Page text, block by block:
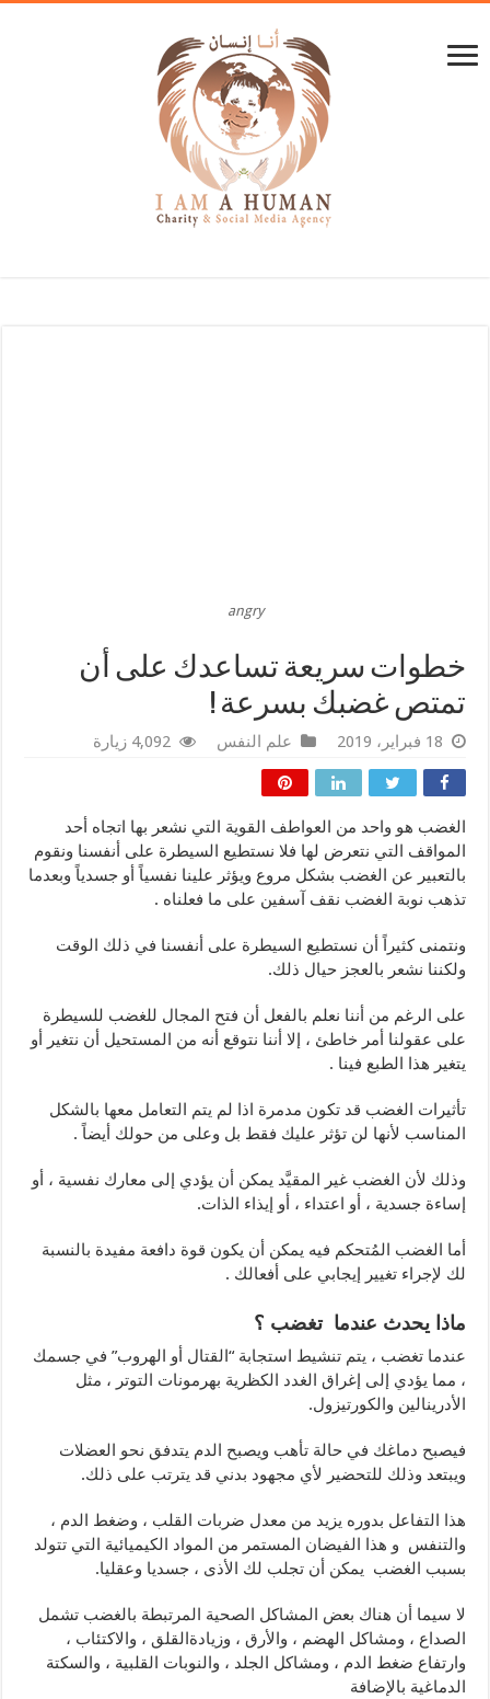
angry
خطوات سريعة تساعدك على أن
تمتص غضبك بسرعة !
18 فبراير، 2019 علم النفس 4,092 زيارة
الغضب هو واحد من العواطف القوية التي نشعر بها اتجاه أحد
المواقف التي نتعرض لها فلا نستطيع السيطرة على أنفسنا ونقوم
بالتعبير عن الغضب بشكل مروع ويؤثر علينا نفسياً أو جسدياً وبعدما
تذهب نوبة الغضب نقف آسفين على ما فعلناه .
ونتمنى كثيراً أن نستطيع السيطرة على أنفسنا في ذلك الوقت
ولكننا نشعر بالعجز حيال ذلك.
على الرغم من أننا نعلم بالفعل أن فتح المجال للغضب للسيطرة
على عقولنا أمر خاطئ ، إلا أننا نتوقع أنه من المستحيل أن نتغير أو
يتغير هذا الطبع فينا .
تأثيرات الغضب قد تكون مدمرة اذا لم يتم التعامل معها بالشكل
المناسب لأنها لن تؤثر عليك فقط بل وعلى من حولك أيضاً .
وذلك لأن الغضب غير المقيَّد يمكن أن يؤدي إلى معارك نفسية ، أو
إساءة جسدية ، أو اعتداء ، أو إيذاء الذات.
أما الغضب المُتحكم فيه يمكن أن يكون قوة دافعة مفيدة بالنسبة
لك لإجراء تغيير إيجابي على أفعالك .
ماذا يحدث عندما تغضب ؟
عندما تغضب ، يتم تنشيط استجابة “القتال أو الهروب” في جسمك
، مما يؤدي إلى إغراق الغدد الكظرية بهرمونات التوتر ، مثل
الأدرينالين والكورتيزول.
فيصبح دماغك في حالة تأهب ويصبح الدم يتدفق نحو العضلات
ويبتعد وذلك للتحضير لأي مجهود بدني قد يترتب على ذلك.
هذا التفاعل بدوره يزيد من معدل ضربات القلب ، وضغط الدم ،
والتنفس و هذا الفيضان المستمر من المواد الكيميائية التي تتولد
بسبب الغضب يمكن أن تجلب لك الأذى ، جسديا وعقليا.
لا سيما أن هناك بعض المشاكل الصحية المرتبطة بالغضب تشمل
الصداع ، ومشاكل الهضم ، والأرق ، وزيادةالقلق ، والاكتئاب ،
وارتفاع ضغط الدم ، ومشاكل الجلد ، والنوبات القلبية ، والسكتة
الدماغية بالإضافة